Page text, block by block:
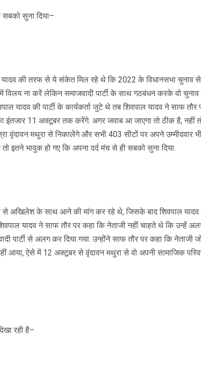
सबको सुना दिया–
की तरफ से ये संकेत मिल रहे थे कि 2022 के विधानसभा चुनाव
में विलय ना करें लेकिन समाजवादी पार्टी के साथ गठबंधन करके वो
यादव की पार्टी के कार्यकर्ता जुटे थे तब शिवपाल यादव ने साफ तौर
इंतजार 11 अक्टूबर तक करेंगे. अगर जवाब आ जाएगा तो ठीक है, नहीं
वृंदावन मथुरा से निकालेंगे और सभी 403 सीटों पर अपने
इतने भावुक हो गए कि अपना दर्द मंच से ही सबको सुना दिया.
से अखिलेश के साथ आने की मांग कर रहे थे, जिसके बाद शिवपाल
यादव ने साफ तौर पर कहा कि नेताजी नहीं चाहते थे कि उन्हें
पार्टी से अलग कर दिया गया. उन्होंने साफ तौर पर कहा कि नेताजी
आया, ऐसे में 12 अक्टूबर से वृंदावन मथुरा से वो अपनी सामाजिक
रही है–